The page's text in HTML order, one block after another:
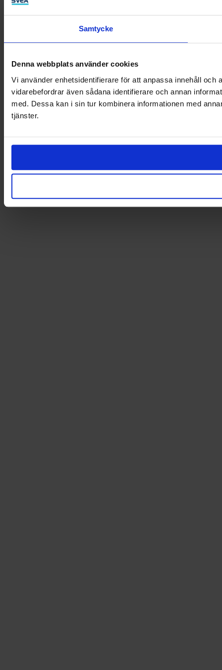
Samtycke
Denna webbplats använder cookies
Vi använder enhetsidentifierare för att anpassa innehåll
vidarebefordrar även sådana identifierare och annan
med. Dessa kan i sin tur kombinera informationen med
tjänster.